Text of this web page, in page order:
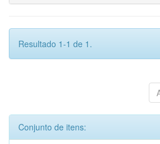
Resultado 1-1 de 1.
Conjunto de itens: